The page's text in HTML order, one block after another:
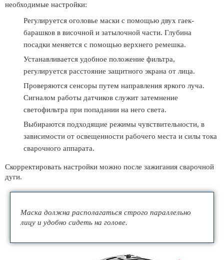
необходимые настройки:
Регулируется оголовье маски с помощью двух гаек-
барашков в височной и затылочной части. Глубина
посадки меняется с помощью верхнего ремешка.
Устанавливается удобное положение фильтра,
регулируется расстояние защитного экрана от лица.
Проверяются сенсоры путем направления яркого луча.
Сигналом работы датчиков служит затемнение
светофильтра при попадании на него света.
Выбираются подходящие режимы чувствительности, в
зависимости от освещенности рабочего места и силы тока
сварочного аппарата.
Скорректировать настройки можно после зажигания сварочной
дуги.
Маска должна располагаться строго параллельно
лицу и удобно сидеть на голове.